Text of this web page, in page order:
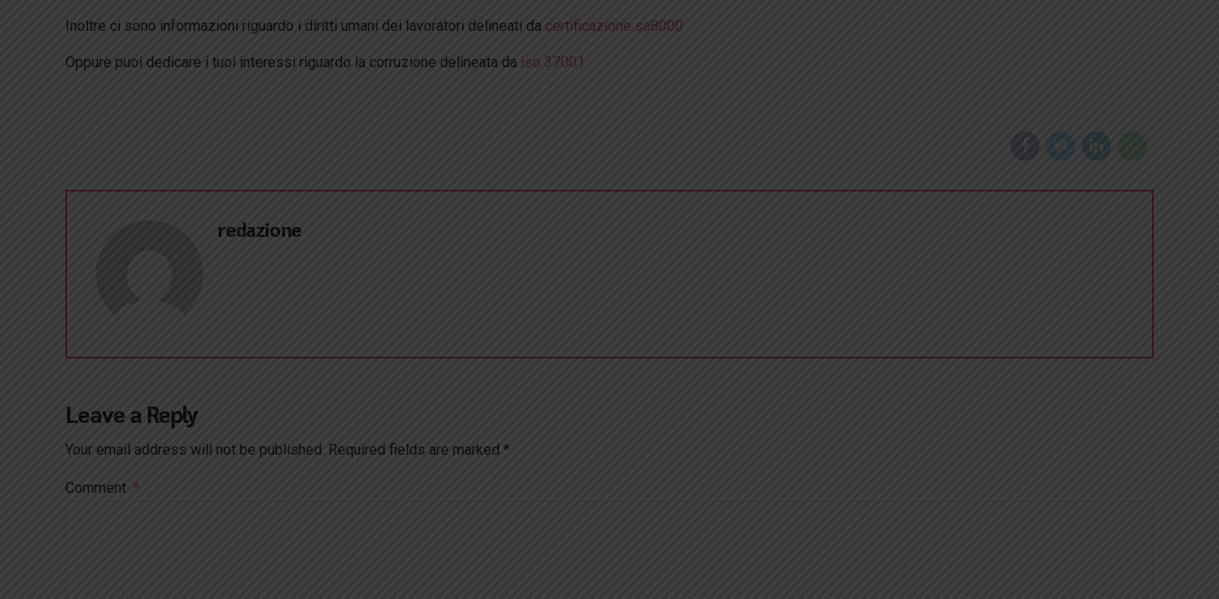
Inoltre ci sono informazioni riguardo i diritti umani dei lavoratori delineati da certificazione sa8000
Oppure puoi dedicare i tuoi interessi riguardo la corruzione delineata da iso 37001
redazione
Leave a Reply
Your email address will not be published. Required fields are marked *
Comment *